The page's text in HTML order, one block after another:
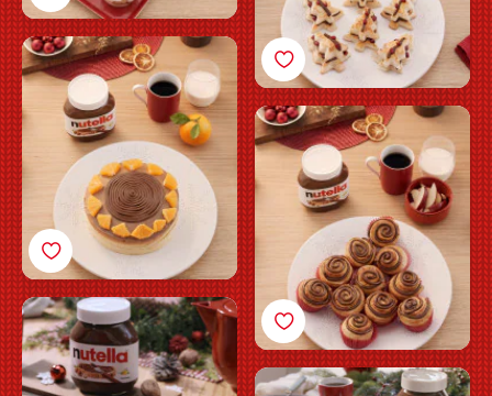
Glutenfri appelsinkake
til jul av Nutella®
Julekanelsnurrer av
Nutella®
Oppskrift på hjertekjeks
med Nutella®
Julekubbe med